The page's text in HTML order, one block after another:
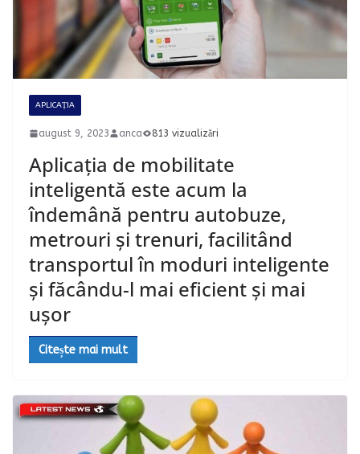
APLICAȚIA
august 9, 2023 anca 813 vizualizări
Aplicația de mobilitate
inteligentă este acum la
îndemână pentru autobuze,
metrouri și trenuri, facilitând
transportul în moduri inteligente
și făcându-l mai eficient și mai
ușor
Citește mai mult